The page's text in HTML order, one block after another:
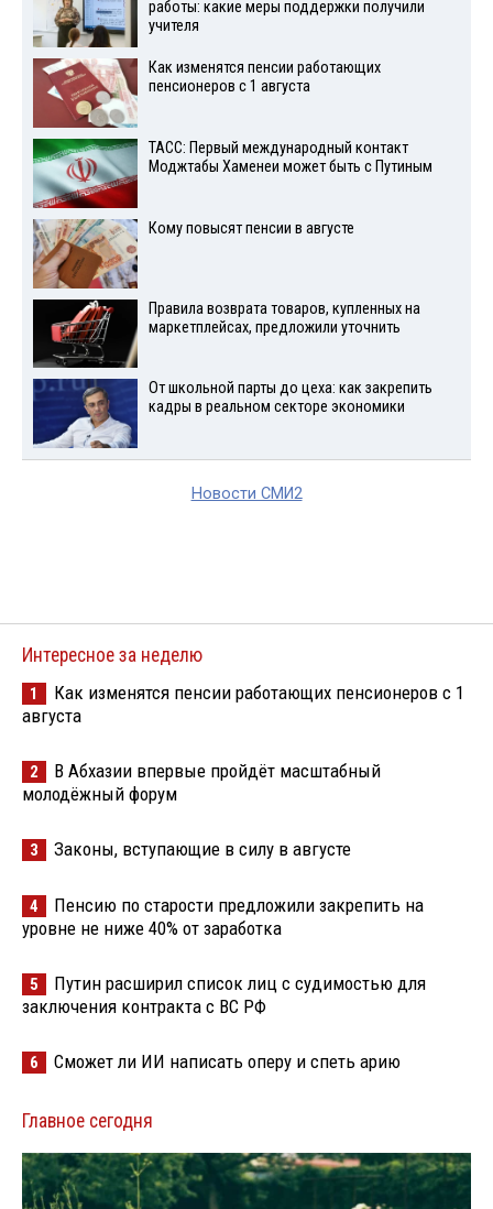
работы: какие меры поддержки получили
учителя
Как изменятся пенсии работающих
пенсионеров с 1 августа
ТАСС: Первый международный контакт
Моджтабы Хаменеи может быть с Путиным
Кому повысят пенсии в августе
Правила возврата товаров, купленных на
маркетплейсах, предложили уточнить
От школьной парты до цеха: как закрепить
кадры в реальном секторе экономики
Новости СМИ2
Интересное за неделю
1
Как изменятся пенсии работающих пенсионеров с 1
августа
2
В Абхазии впервые пройдёт масштабный
молодёжный форум
3 Законы, вступающие в силу в августе
4
Пенсию по старости предложили закрепить на
уровне не ниже 40% от заработка
5
Путин расширил список лиц с судимостью для
заключения контракта с ВС РФ
6 Сможет ли ИИ написать оперу и спеть арию
Главное сегодня